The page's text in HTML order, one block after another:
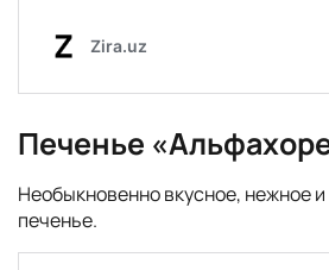
Печенье
Необыкновенно вкусное, нежное
печенье.